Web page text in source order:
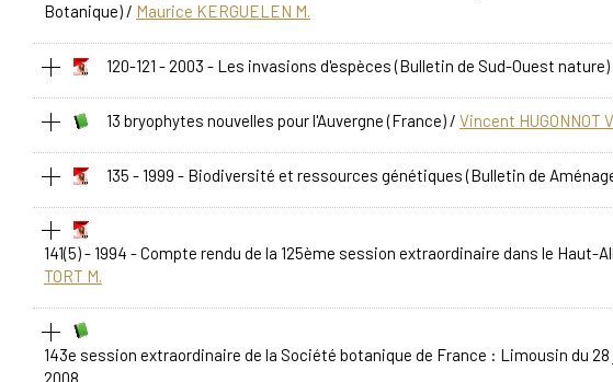
Botanique)/ Maurice KERGUELEN M.
120-121 - 2003 - Les invasions d'espèces(Bulletin de Sud-Ouest nature)
13 bryophytes nouvelles pour l'Auvergne (France)/ Vincent HUGONNOT
135 - 1999 - Biodiversité et ressources génétiques(Bulletin de
141(5) - 1994 - Compte rendu de la 125ème session extraordinaire dans le Haut-
TORT M.
143e session extraordinaire de la Société botanique de France : Limousin du 28
2008